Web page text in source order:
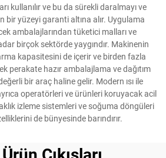
kullanılır ve bu da sürekli daralmayı ve
bir yüzeyi garanti altına alır. Uygulama
ambalajlarından tüketici malları ve
birçok sektörde yaygındır. Makinenin
kapasitesini de içerir ve birden fazla
perakate hazır ambalajlama ve dağıtım
bir araç haline gelir. Modern ısı ile
operatörleri ve ürünleri koruyacak acil
izleme sistemleri ve soğuma döngüleri
de bünyesinde barındırır.